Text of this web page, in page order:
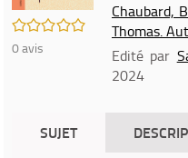
/5
0avis
Chaubard,
Thomas.
Edité par
2024
SUJET